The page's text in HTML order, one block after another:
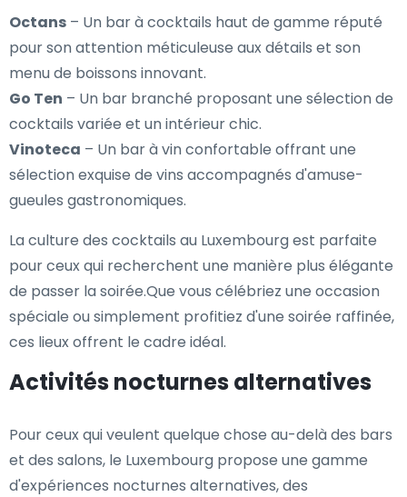
Octans – Un bar à cocktails haut de gamme réputé
pour son attention méticuleuse aux détails et son
menu de boissons innovant.
Go Ten – Un bar branché proposant une sélection de
cocktails variée et un intérieur chic.
Vinoteca – Un bar à vin confortable offrant une
sélection exquise de vins accompagnés d'amuse-
gueules gastronomiques.
La culture des cocktails au Luxembourg est parfaite
pour ceux qui recherchent une manière plus élégante
de passer la soirée.Que vous célébriez une occasion
spéciale ou simplement profitiez d'une soirée raffinée,
ces lieux offrent le cadre idéal.
Activités nocturnes alternatives
Pour ceux qui veulent quelque chose au-delà des bars
et des salons, le Luxembourg propose une gamme
d'expériences nocturnes alternatives, des